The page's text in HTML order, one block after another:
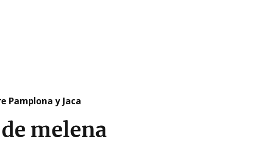
Pamplona y Jaca
melena